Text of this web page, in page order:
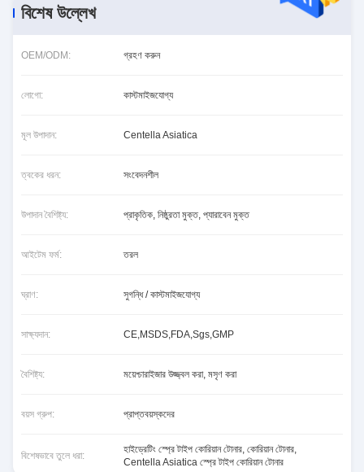
বিশেষ উল্লেখ
OEM/ODM: গ্রহণ করুন
লোগো: কাস্টমাইজযোগ্য
মূল উপাদান: Centella Asiatica
ত্বকের ধরন: সংবেদনশীল
উপাদান বৈশিষ্ট্য: প্রাকৃতিক, নিষ্ঠুরতা মুক্ত, প্যারাবেন মুক্ত
আইটেম ফর্ম: তরল
ঘ্রাণ: সুগন্ধি / কাস্টমাইজযোগ্য
সাক্ষ্যদান: CE,MSDS,FDA,Sgs,GMP
বৈশিষ্ট্য: ময়েশ্চারাইজার উজ্জ্বল করা, মসৃণ করা
বয়স গ্রুপ: প্রাপ্তবয়স্কদের
বিশেষভাবে তুলে ধরা:
হাইড্রেটিং স্প্রে টাইপ কোরিয়ান টোনার, কোরিয়ান টোনার,
Centella Asiatica স্প্রে টাইপ কোরিয়ান টোনার